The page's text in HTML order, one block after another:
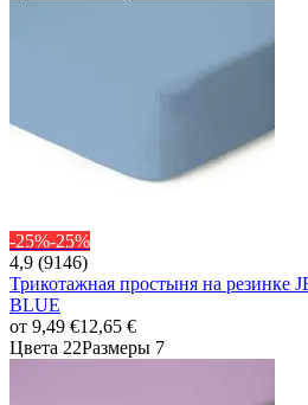
-25%-25%
4,9 (9146)
Трикотажная простыня на резинке
BLUE
от 9,49 €12,65 €
Цвета 22Размеры 7